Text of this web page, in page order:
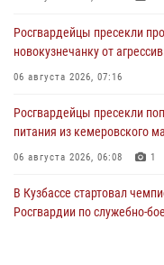
Росгвардейцы пресекли
новокузнечанку от
06 августа 2026, 07:16
Росгвардейцы пресекли
питания из кемеровского
06 августа 2026, 06:08 1
В Кузбассе стартовал
Росгвардии по служебно-